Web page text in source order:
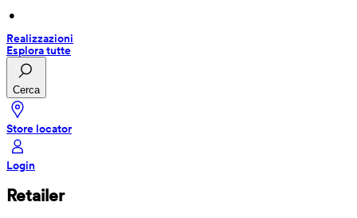
•
Realizzazioni
Esplora tutte
Cerca
Store locator
Login
Retailer